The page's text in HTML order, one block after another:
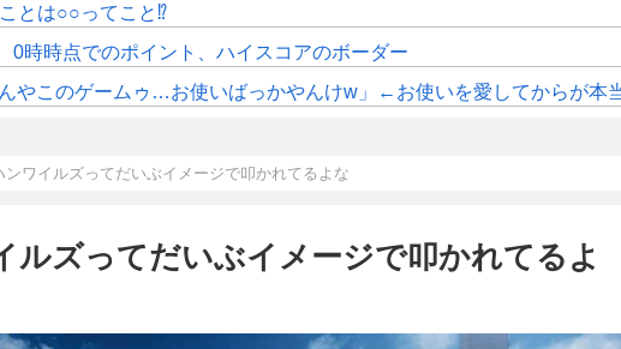
とは○○ってこと⁉
時時点でのポイント、ハイスコアのボーダー
やこのゲームゥ…お使いばっかやんけw」←お使いを愛してからが本
ンワイルズってだいぶイメージで叩かれてるよな
ルズってだいぶイメージで叩かれてるよ